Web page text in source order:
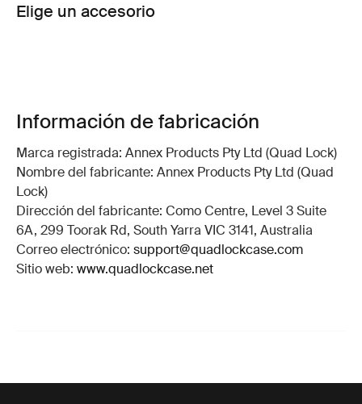
Elige un accesorio
Información de fabricación
Marca registrada: Annex Products Pty Ltd (Quad Lock)
Nombre del fabricante: Annex Products Pty Ltd (Quad
Lock)
Dirección del fabricante: Como Centre, Level 3 Suite
6A, 299 Toorak Rd, South Yarra VIC 3141, Australia
Correo electrónico: support@quadlockcase.com
Sitio web: www.quadlockcase.net